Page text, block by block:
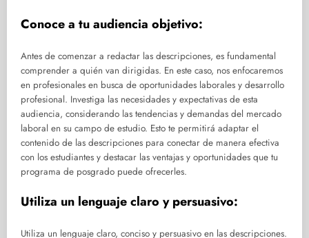
Conoce a tu audiencia objetivo:
Antes de comenzar a redactar las descripciones, es fundamental
comprender a quién van dirigidas. En este caso, nos enfocaremos
en profesionales en busca de oportunidades laborales y desarrollo
profesional. Investiga las necesidades y expectativas de esta
audiencia, considerando las tendencias y demandas del mercado
laboral en su campo de estudio. Esto te permitirá adaptar el
contenido de las descripciones para conectar de manera efectiva
con los estudiantes y destacar las ventajas y oportunidades que tu
programa de posgrado puede ofrecerles.
Utiliza un lenguaje claro y persuasivo:
Utiliza un lenguaje claro, conciso y persuasivo en las descripciones.